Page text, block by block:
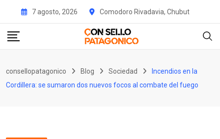
content
7 agosto, 2026 Comodoro Rivadavia, Chubut
consellopatagonico Blog Sociedad
Incendios en la
Cordillera: se sumaron dos nuevos focos al combate del fuego